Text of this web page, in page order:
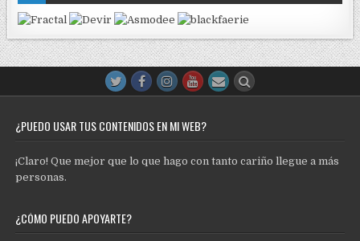
¿PUEDO USAR TUS CONTENIDOS EN MI WEB?
¡Claro! Que mejor que lo que hago con tanto cariño llegue a más
personas.
¿CÓMO PUEDO APOYARTE?